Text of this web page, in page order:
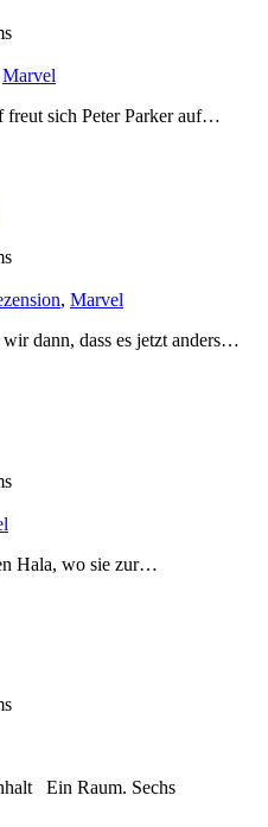
Marvel
sich Peter Parker auf…
, Marvel
dann, dass es jetzt anders…
Hala, wo sie zur…
Ein Raum. Sechs